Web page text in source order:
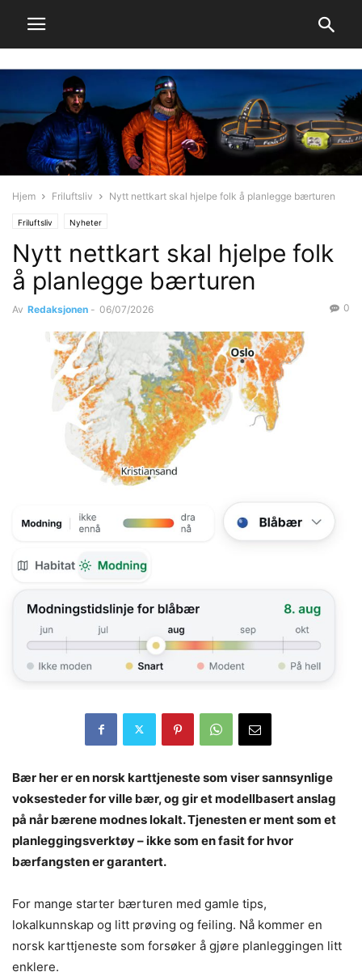
Hjem Friluftsliv Nytt nettkart skal hjelpe folk å planlegge bærturen
Friluftsliv Nyheter
Nytt nettkart skal hjelpe folk
å planlegge bærturen
Av Redaksjonen - 06/07/2026 0
Bær her er en norsk karttjeneste som viser sannsynlige
voksesteder for ville bær, og gir et modellbasert anslag
på når bærene modnes lokalt. Tjenesten er ment som et
planleggingsverktøy – ikke som en fasit for hvor
bærfangsten er garantert.
For mange starter bærturen med gamle tips,
lokalkunnskap og litt prøving og feiling. Nå kommer en
norsk karttjeneste som forsøker å gjøre planleggingen litt
enklere.